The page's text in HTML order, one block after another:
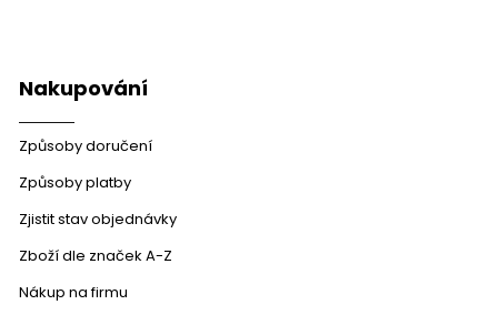
Nakupování
Způsoby doručení
Způsoby platby
Zjistit stav objednávky
Zboží dle značek A-Z
Nákup na firmu